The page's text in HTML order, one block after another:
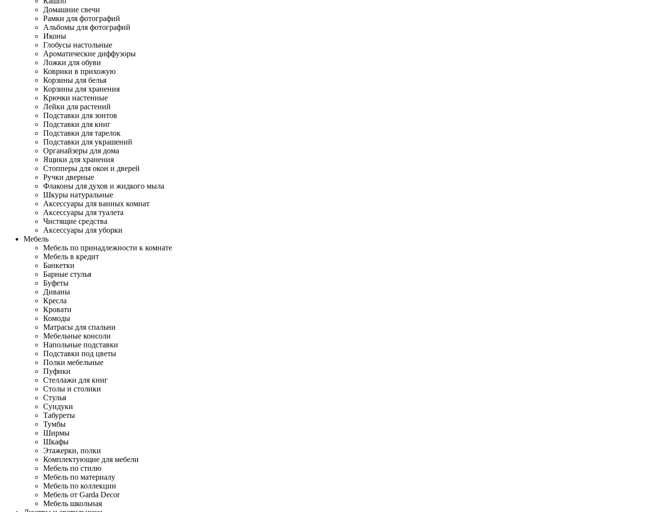
Домашние свечи
Рамки для фотографий
Альбомы для фотографий
Иконы
Глобусы настольные
Ароматические диффузоры
Ложки для обуви
Коврики в прихожую
Корзины для белья
Корзины для хранения
Крючки настенные
Лейки для растений
Подставки для зонтов
Подставки для книг
Подставки для тарелок
Подставки для украшений
Органайзеры для дома
Ящики для хранения
Стопперы для окон и дверей
Ручки дверные
Флаконы для духов и жидкого мыла
Шкуры натуральные
Аксессуары для ванных комнат
Аксессуары для туалета
Чистящие средства
Аксессуары для уборки
Мебель
Мебель по принадлежности к комнате
Мебель в кредит
Банкетки
Барные стулья
Буфеты
Диваны
Кресла
Кровати
Комоды
Матрасы для спальни
Мебельные консоли
Напольные подставки
Подставки под цветы
Полки мебельные
Пуфики
Стеллажи для книг
Столы и столики
Стулья
Сундуки
Табуреты
Тумбы
Ширмы
Шкафы
Этажерки, полки
Комплектующие для мебели
Мебель по стилю
Мебель по материалу
Мебель по коллекции
Мебель от Garda Decor
Мебель школьная